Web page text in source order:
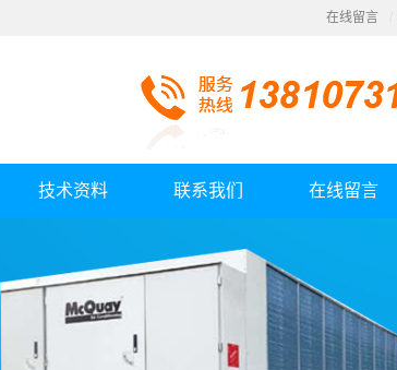
在线留言
技术资料 联系我们 在线留言